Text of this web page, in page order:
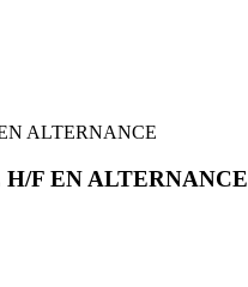
ALTERNANCE
F EN ALTERNANCE